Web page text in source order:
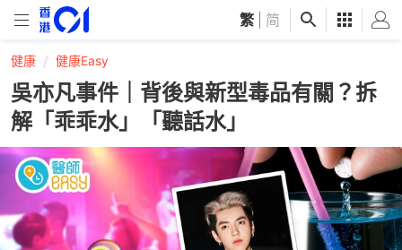
繁 简
健康 健康Easy
吳亦凡事件｜背後與新型毒品有關？拆
解「乖乖水」「聽話水」